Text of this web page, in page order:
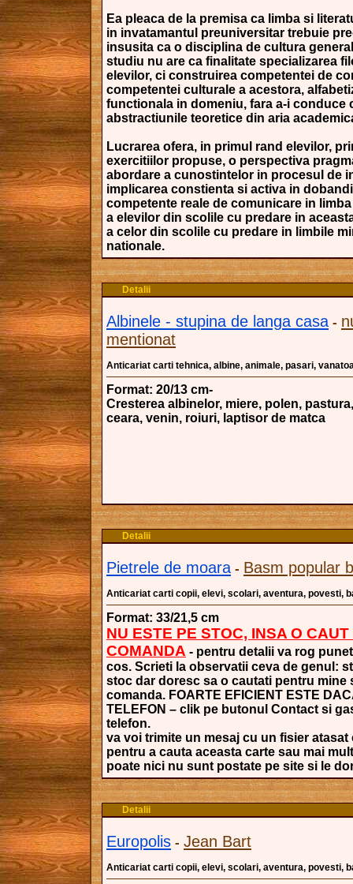
Ea pleaca de la premisa ca limba si
in invatamantul preuniversitar trebuie
insusita ca o disciplina de cultura
studiu nu are ca finalitate specializarea
elevilor, ci construirea competentei de
competentei culturale a acestora,
functionala in domeniu, fara a-i conduce
abstractiunile teoretice din aria
Lucrarea ofera, in primul rand elevilor,
exercitiilor propuse, o perspectiva
abordare a cunostintelor in procesul de
implicarea constienta si activa in
competente reale de comunicare in
a elevilor din scolile cu predare in
a celor din scolile cu predare in limbile
nationale.
Detalii
Albinele - stupina de langa casa-
mentionat
Anticariat carti tehnica, albine, animale, pasari,
Format: 20/13 cm-
Cresterea albinelor, miere, polen,
ceara, venin, roiuri, laptisor de matca
Detalii
Pietrele de moara- Basm popular
Anticariat carti copii, elevi, scolari, aventura, povesti,
Format: 33/21,5 cm
NU ESTE PE STOC, INSA O
COMANDA - pentru detalii va rog
cos. Scrieti la observatii ceva de genul:
stoc dar doresc sa o cautati pentru mine
comanda. FOARTE EFICIENT ESTE
TELEFON – clik pe butonul Contact si
telefon.
va voi trimite un mesaj cu un fisier
pentru a cauta aceasta carte sau mai
poate nici nu sunt postate pe site si le
Detalii
Europolis - Jean Bart
Anticariat carti copii, elevi, scolari, aventura, povesti,